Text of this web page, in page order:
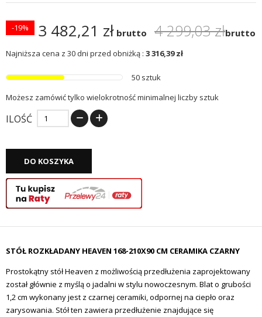
3 482,21 zł brutto 4 299,03 złbrutto
-19%
Najniższa cena z 30 dni przed obniżką : 3 316,39 zł
50 sztuk
Możesz zamówić tylko wielokrotność minimalnej liczby sztuk
ILOŚĆ
DO KOSZYKA
STÓŁ ROZKŁADANY HEAVEN 168-210X90 CM CERAMIKA CZARNY
Prostokątny stół Heaven z możliwością przedłużenia zaprojektowany
został głównie z myślą o jadalni w stylu nowoczesnym. Blat o grubości
1,2 cm wykonany jest z czarnej ceramiki, odpornej na ciepło oraz
zarysowania. Stół ten zawiera przedłużenie znajdujące się